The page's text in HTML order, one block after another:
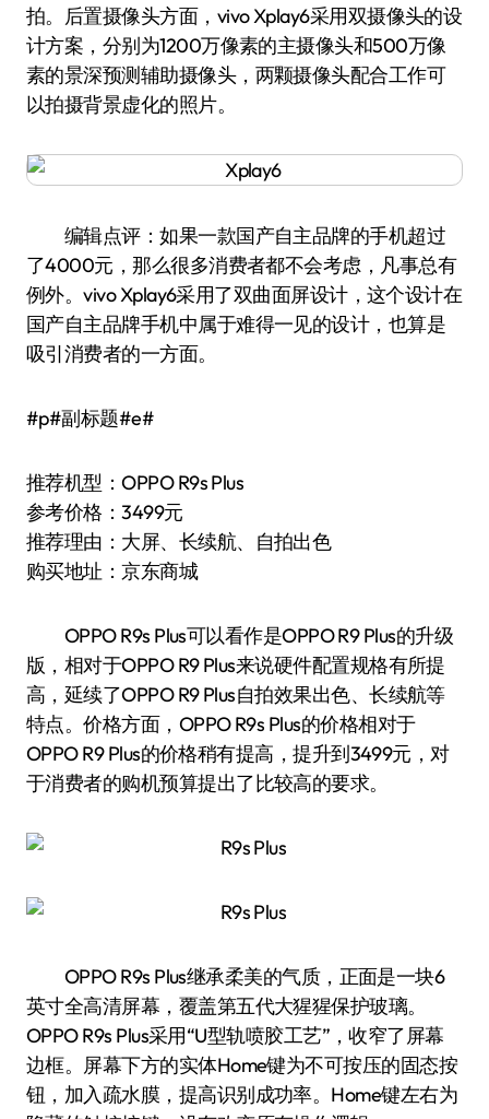
拍。后置摄像头方面，vivo Xplay6采用双摄像头的设
计方案，分别为1200万像素的主摄像头和500万像
素的景深预测辅助摄像头，两颗摄像头配合工作可
以拍摄背景虚化的照片。
编辑点评：如果一款国产自主品牌的手机超过
了4000元，那么很多消费者都不会考虑，凡事总有
例外。vivo Xplay6采用了双曲面屏设计，这个设计在
国产自主品牌手机中属于难得一见的设计，也算是
吸引消费者的一方面。
#p#副标题#e#
推荐机型：OPPO R9s Plus
参考价格：3499元
推荐理由：大屏、长续航、自拍出色
购买地址：京东商城
OPPO R9s Plus可以看作是OPPO R9 Plus的升级
版，相对于OPPO R9 Plus来说硬件配置规格有所提
高，延续了OPPO R9 Plus自拍效果出色、长续航等
特点。价格方面，OPPO R9s Plus的价格相对于
OPPO R9 Plus的价格稍有提高，提升到3499元，对
于消费者的购机预算提出了比较高的要求。
OPPO R9s Plus继承柔美的气质，正面是一块6
英寸全高清屏幕，覆盖第五代大猩猩保护玻璃。
OPPO R9s Plus采用“U型轨喷胶工艺”，收窄了屏幕
边框。屏幕下方的实体Home键为不可按压的固态按
钮，加入疏水膜，提高识别成功率。Home键左右为